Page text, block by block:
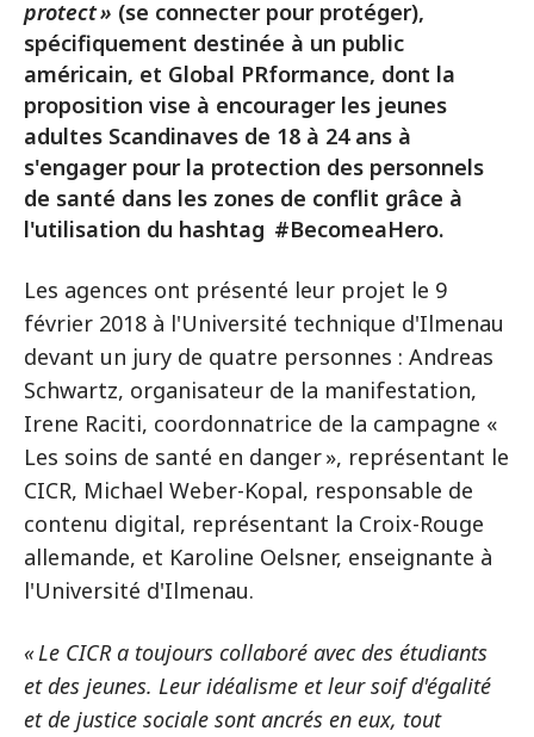
protect » (se connecter pour protéger),
spécifiquement destinée à un public
américain, et Global PRformance, dont la
proposition vise à encourager les jeunes
adultes Scandinaves de 18 à 24 ans à
s'engager pour la protection des personnels
de santé dans les zones de conflit grâce à
l'utilisation du hashtag #BecomeaHero.
Les agences ont présenté leur projet le 9
février 2018 à l'Université technique d'Ilmenau
devant un jury de quatre personnes : Andreas
Schwartz, organisateur de la manifestation,
Irene Raciti, coordonnatrice de la campagne «
Les soins de santé en danger », représentant le
CICR, Michael Weber-Kopal, responsable de
contenu digital, représentant la Croix-Rouge
allemande, et Karoline Oelsner, enseignante à
l'Université d'Ilmenau.
« Le CICR a toujours collaboré avec des étudiants
et des jeunes. Leur idéalisme et leur soif d'égalité
et de justice sociale sont ancrés en eux, tout